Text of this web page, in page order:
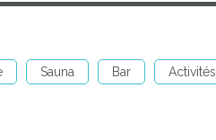
Sauna Bar Activités